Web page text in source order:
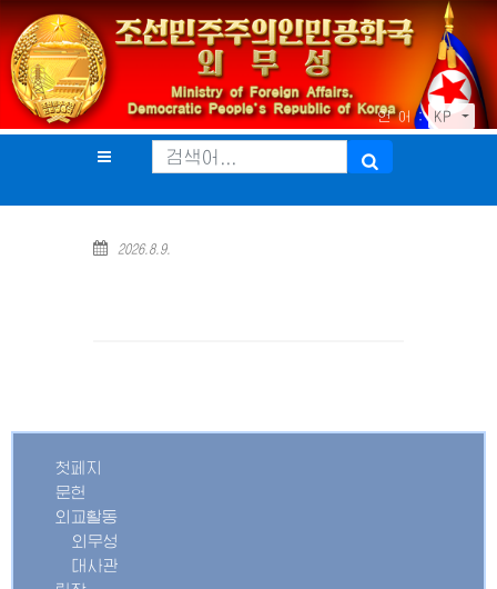
언 어 : KP
2026.8.9.
첫페지
문헌
외교활동
외무성
대사관